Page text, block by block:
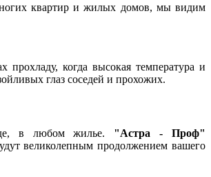
квартир и жилых домов, мы видим
прохладу, когда высокая температура и
глаз соседей и прохожих.
в любом жилье. "Астра - Проф"
великолепным продолжением вашего